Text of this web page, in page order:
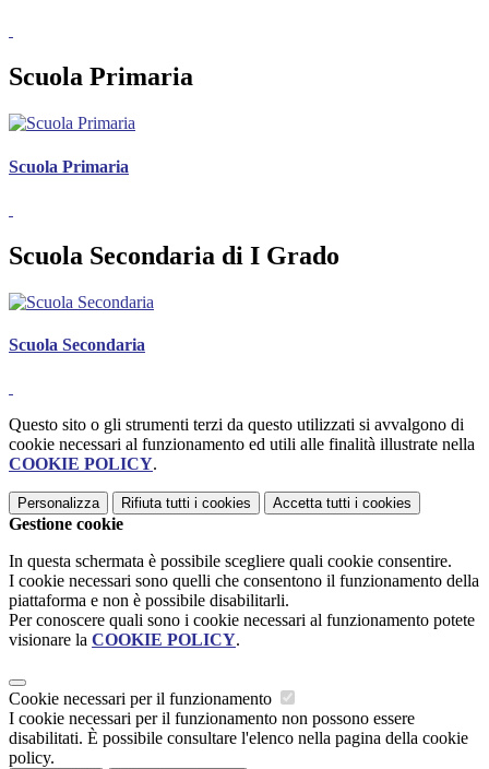
Scuola Primaria
Scuola Primaria
Scuola Secondaria di I Grado
Scuola Secondaria
Questo sito o gli strumenti terzi da questo utilizzati si avvalgono di
cookie necessari al funzionamento ed utili alle finalità illustrate nella
COOKIE POLICY.
Personalizza Rifiuta tutti i cookies Accetta tutti i cookies
Gestione cookie
In questa schermata è possibile scegliere quali cookie consentire.
I cookie necessari sono quelli che consentono il funzionamento della
piattaforma e non è possibile disabilitarli.
Per conoscere quali sono i cookie necessari al funzionamento potete
visionare la COOKIE POLICY.
Cookie necessari per il funzionamento
I cookie necessari per il funzionamento non possono essere
disabilitati. È possibile consultare l'elenco nella pagina della cookie
policy.